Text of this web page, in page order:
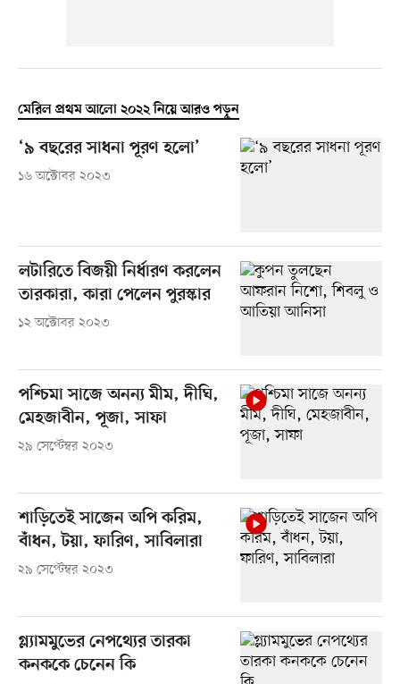
মেরিল প্রথম আলো ২০২২ নিয়ে আরও পড়ুন
‘৯ বছরের সাধনা পূরণ হলো’
১৬ অক্টোবর ২০২৩
লটারিতে বিজয়ী নির্ধারণ করলেন
তারকারা, কারা পেলেন পুরস্কার
১২ অক্টোবর ২০২৩
পশ্চিমা সাজে অনন্য মীম, দীঘি,
মেহজাবীন, পূজা, সাফা
২৯ সেপ্টেম্বর ২০২৩
শাড়িতেই সাজেন অপি করিম,
বাঁধন, টয়া, ফারিণ, সাবিলারা
২৯ সেপ্টেম্বর ২০২৩
গ্ল্যামমুভের নেপথ্যের তারকা
কনককে চেনেন কি